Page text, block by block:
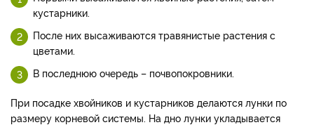
кустарники.
После них высаживаются травянистые растения с
цветами.
В последнюю очередь – почвопокровники.
При посадке хвойников и кустарников делаются лунки по
размеру корневой системы. На дно лунки укладывается